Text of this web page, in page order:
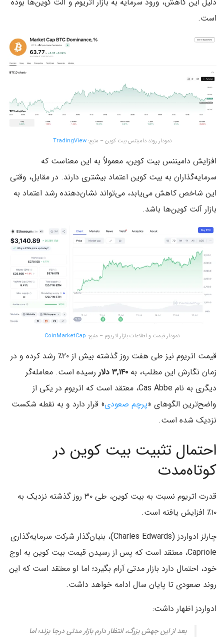
است.
نمودار روند دامیننس بیت کوین – منبع:TradingView
افزایش دامیننس بیت‌ کوین، معمولاً به این معناست که
سرمایه‌گذاران به بیت‌ کوین اعتماد بیشتری دارند. در مقابل، وقتی
این شاخص کاهش می‌یابد، می‌تواند نشان‌دهنده‌ رشد اعتماد به
بازار آلت‌ کوین‌ها باشد.
نمودار قیمت و اطلاعات بازار اتریوم – منبع:‌ CoinMarketCap
قیمت اتریوم نیز طی هفت روز گذشته بیش از ۲۰٪ رشد کرده و در
زمان نگارش این مطلب، به ۳,۱۴۰ دلار
رسیده است. معامله‌گر
دیگری به نام Cas Abbe، معتقد است که اتریوم در یکی از
واضح‌ترین الگوهای «پرچم صعودی» قرار دارد و به نقطه‌ شکست
نزدیک شده است.
احتمال تثبیت بیت کوین در
کوتاه‌مدت
قدرت اتریوم نسبت به بیت‌ کوین، طی ۳۰ روز گذشته نزدیک به
۱۰٪ افزایش یافته است.
چارلز ادواردز (Charles Edwards)، بنیان‌گذار شرکت سرمایه‌گذاری
Capriole، معتقد است که پس از رسیدن قیمت بیت‌ کوین به اوج
خود، احتمال دارد بازار مدتی آرام بگیرد؛ اما او معتقد است که این
روند صعودی تا پایان سال ادامه خواهد داشت.
ادواردز اظهار داشت:
بعد از این جهش بزرگ، انتظار دارم بازار مدتی درجا بزند؛ اما